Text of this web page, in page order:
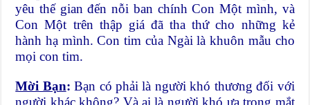
yêu thế gian đến nỗi ban chính Con Một mình, và
Con Một trên thập giá đã tha thứ cho những kẻ
hành hạ mình. Con tim của Ngài là khuôn mẫu cho
mọi con tim.
Mời Bạn: Bạn có phải là người khó thương đối với
người khác không? Và ai là người khó ưa trong mắt